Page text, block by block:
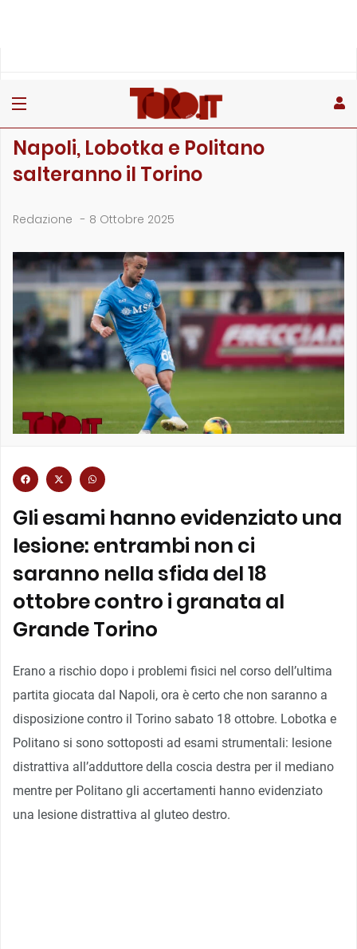
Napoli, Lobotka e Politano
salteranno il Torino
Redazione - 8 Ottobre 2025
Gli esami hanno evidenziato una
lesione: entrambi non ci
saranno nella sfida del 18
ottobre contro i granata al
Grande Torino
Erano a rischio dopo i problemi fisici nel corso dell’ultima
partita giocata dal Napoli, ora è certo che non saranno a
disposizione contro il Torino sabato 18 ottobre. Lobotka e
Politano si sono sottoposti ad esami strumentali: lesione
distrattiva all’adduttore della coscia destra per il mediano
mentre per Politano gli accertamenti hanno evidenziato
una lesione distrattiva al gluteo destro.